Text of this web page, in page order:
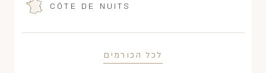
CÔTE DE NUITS
לכל הכורמים